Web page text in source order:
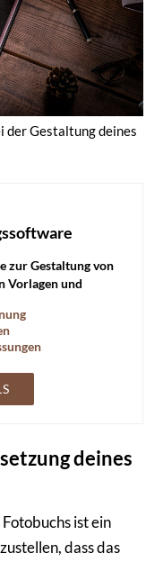
der Gestaltung deines
zur Gestaltung von
Vorlagen und
deines
ist ein
dass das